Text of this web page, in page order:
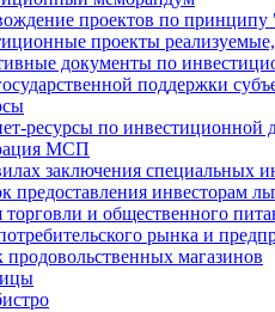
проектов по принципу
проекты
документы по
поддержки
ресурсы по инвестиционной
МСП
заключения специальных
предоставления инвесторам
и общественного
рынка и
продовольственных магазинов